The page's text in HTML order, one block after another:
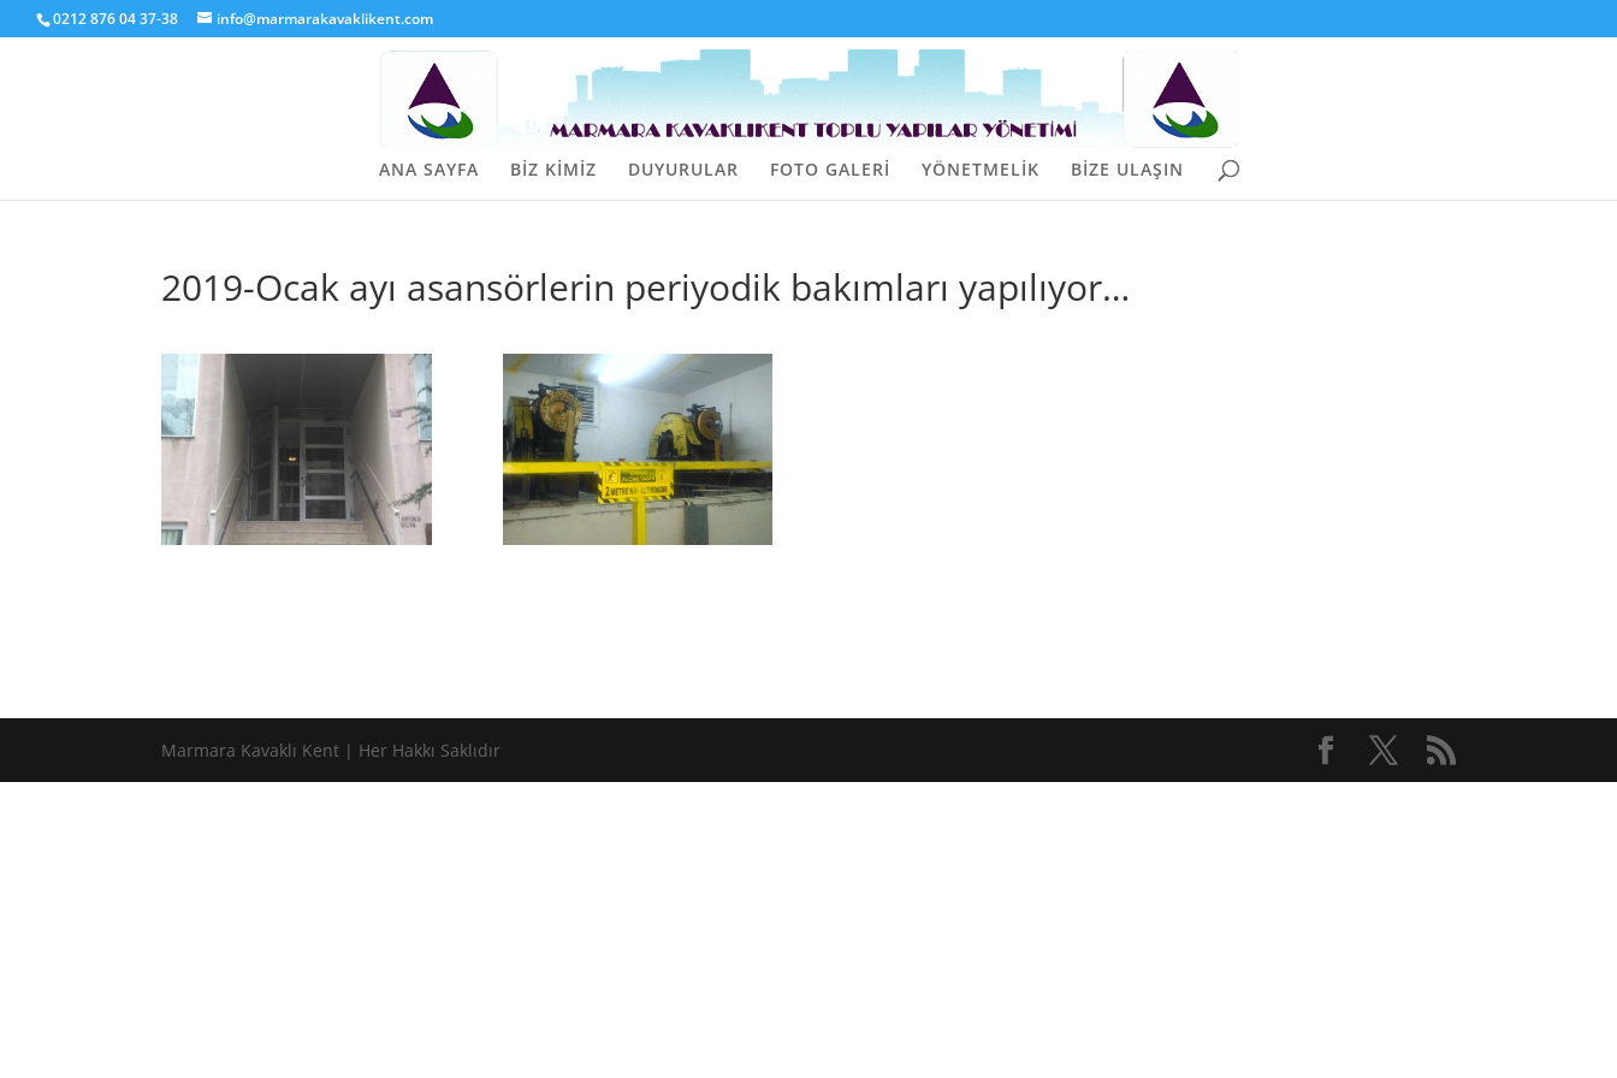
0212 876 04 37-38 info@marmarakavaklikent.com
ANA SAYFA BİZ KİMİZ DUYURULAR FOTO GALERİ YÖNETMELİK BİZE ULAŞIN
2019-Ocak ayı asansörlerin periyodik bakımları yapılıyor…
Marmara Kavaklı Kent | Her Hakkı Saklıdır